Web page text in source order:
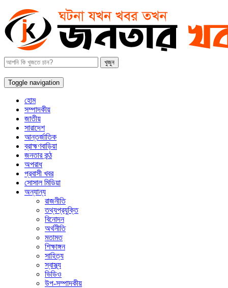
Toggle navigation
হোম
সম্পাদকীয়
জাতীয়
সারাদেশ
আন্তর্জাতিক
ব্রাহ্মণবাড়িয়া
জনতার কন্ঠ
অপরাধ
প্রবাসী খবর
সোসাল মিডিয়া
অন্যান্য
রাজনীতি
তথ্যপ্রযুক্তি
বিনোদন
অর্থনীতি
মতামত
শিক্ষাঙ্গন
সাহিত্য
স্বাস্থ্য
ভিডিও
উপ-সম্পাদকীয়